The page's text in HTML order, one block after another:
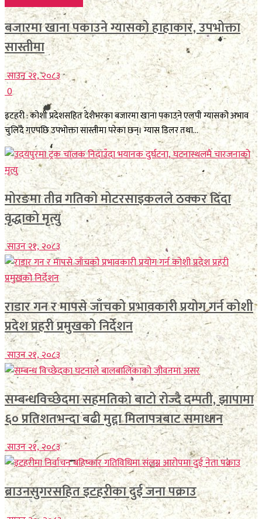
बजारमा खाना पकाउने ग्यासको हाहाकार, उपभोक्ता
सास्तीमा
साउन २१, २०८३
0
इटहरी : कोशी प्रदेशसहित देशैभरका बजारमा खाना पकाउने एलपी ग्यासको अभाव
चुलिँदै गएपछि उपभोक्ता सास्तीमा परेका छन्। ग्यास डिलर तथा...
मोरङमा तीव्र गतिको मोटरसाइकलले ठक्कर दिँदा
वृद्धाको मृत्यु
साउन २१, २०८३
राडार गन र मापसे जाँचको प्रभावकारी प्रयोग गर्न कोशी
प्रदेश प्रहरी प्रमुखको निर्देशन
साउन २१, २०८३
सम्बन्धविच्छेदमा सहमतिको बाटो रोज्दै दम्पती, झापामा
६० प्रतिशतभन्दा बढी मुद्दा मिलापत्रबाट समाधान
साउन २१, २०८३
ब्राउनसुगरसहित इटहरीका दुई जना पक्राउ